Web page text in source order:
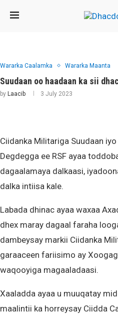
Wararka Caalamka Wararka Maanta
Suudaan oo haadaan ka sii
by Laacib 3 July 2023
Ciidanka Militariga Suudaan
Degdegga ee RSF ayaa
dagaalamaya dalkaasi,
dalka intiisa kale.
Labada dhinac ayaa waxaa
dhex maray dagaal faraha
dambeysay markii Ciidanka
garaaceen fariisimo ay
waqooyiga magaaladaasi.
Xaaladda ayaa u muuqatay
maalintii ka horreysay Ciidda